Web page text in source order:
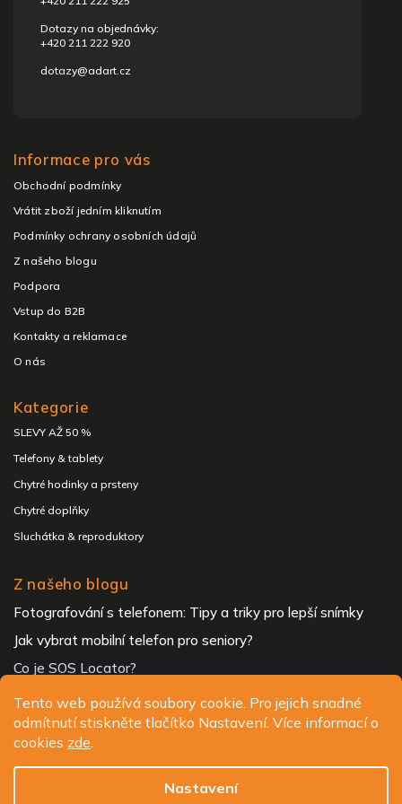
Tento web používá soubory cookie. Pro jejich snadné
odmítnutí stiskněte tlačítko Nastavení. Více informací o
cookies zde.
Nastavení
Dotazy na objednávky:
+420 211 222 920
dotazy@adart.cz
Informace pro vás
Obchodní podmínky
Vrátit zboží jedním kliknutím
Podmínky ochrany osobních údajů
Z našeho blogu
Podpora
Vstup do B2B
Kontakty a reklamace
O nás
Kategorie
SLEVY AŽ 50 %
Telefony & tablety
Chytré hodinky a prsteny
Chytré doplňky
Sluchátka & reproduktory
Z našeho blogu
Fotografování s telefonem: Tipy a triky pro lepší snímky
Jak vybrat mobilní telefon pro seniory?
Co je SOS Locator?
Copyright 2026ALIGATOR - telefony, chytré hodinky a
příslušenství
Upravit nastavení cookies
Shoptak.cz| Platforma